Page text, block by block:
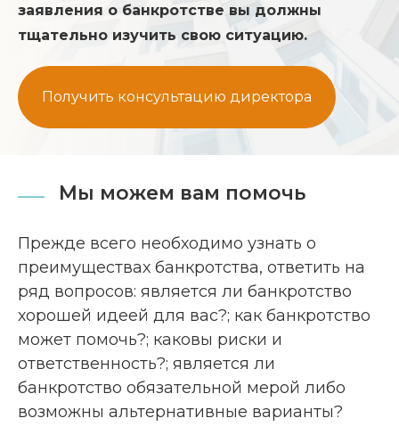
заявления о банкротстве вы должны
тщательно изучить свою ситуацию.
Получить консультацию директора
Мы можем вам помочь
Прежде всего необходимо узнать о
преимуществах банкротства, ответить на
ряд вопросов: является ли банкротство
хорошей идеей для вас?; как банкротство
может помочь?; каковы риски и
ответственность?; является ли
банкротство обязательной мерой либо
возможны альтернативные варианты?